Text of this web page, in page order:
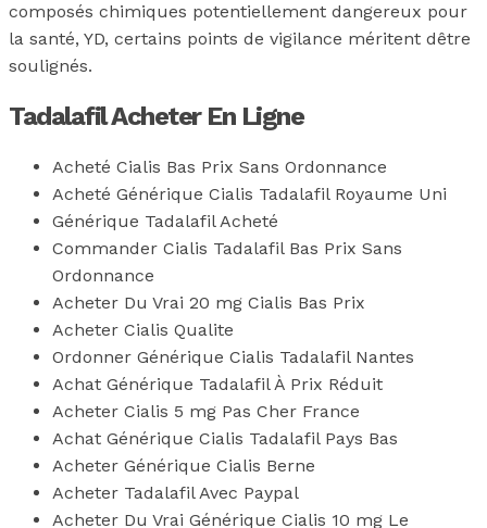
composés chimiques potentiellement dangereux pour
la santé, YD, certains points de vigilance méritent dêtre
soulignés.
Tadalafil Acheter En Ligne
Acheté Cialis Bas Prix Sans Ordonnance
Acheté Générique Cialis Tadalafil Royaume Uni
Générique Tadalafil Acheté
Commander Cialis Tadalafil Bas Prix Sans
Ordonnance
Acheter Du Vrai 20 mg Cialis Bas Prix
Acheter Cialis Qualite
Ordonner Générique Cialis Tadalafil Nantes
Achat Générique Tadalafil À Prix Réduit
Acheter Cialis 5 mg Pas Cher France
Achat Générique Cialis Tadalafil Pays Bas
Acheter Générique Cialis Berne
Acheter Tadalafil Avec Paypal
Acheter Du Vrai Générique Cialis 10 mg Le